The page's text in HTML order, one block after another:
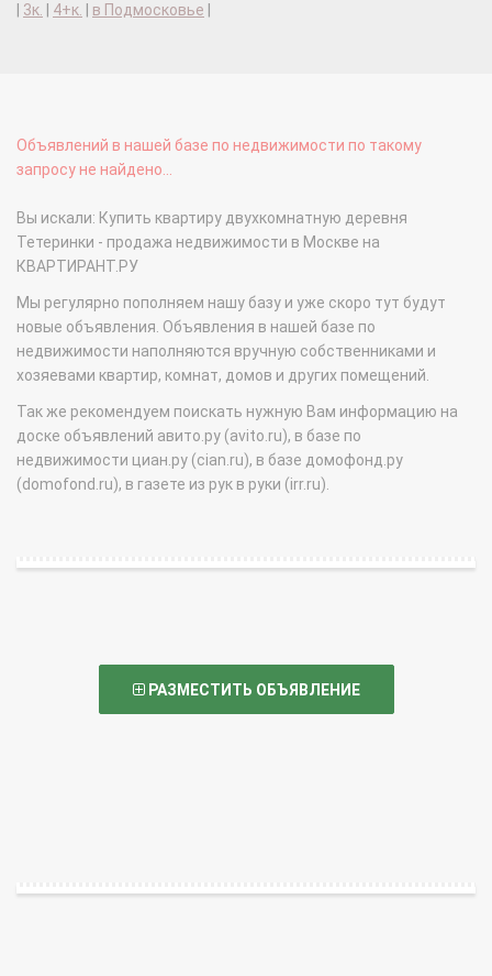
3к. 4+к. в Подмосковье
Объявлений в нашей базе по недвижимости по такому
запросу не найдено...
Вы искали: Купить квартиру двухкомнатную деревня
Тетеринки - продажа недвижимости в Москве на
КВАРТИРАНТ.РУ
Мы регулярно пополняем нашу базу и уже скоро тут будут
новые объявления. Объявления в нашей базе по
недвижимости наполняются вручную собственниками и
хозяевами квартир, комнат, домов и других помещений.
Так же рекомендуем поискать нужную Вам информацию на
доске объявлений авито.ру (avito.ru), в базе по
недвижимости циан.ру (cian.ru), в базе домофонд.ру
(domofond.ru), в газете из рук в руки (irr.ru).
РАЗМЕСТИТЬ ОБЪЯВЛЕНИЕ